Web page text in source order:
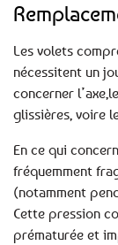
Les volets
nécessitent un
concerner
glissières, voire
En ce qui
fréquemment
(notamment
Cette pression
prématurée et